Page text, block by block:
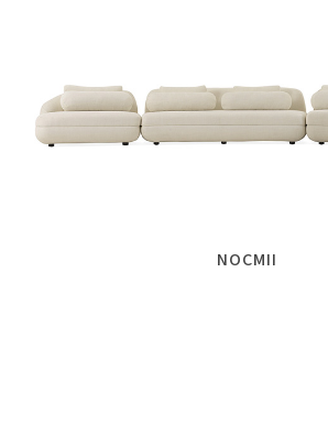
NOCMII